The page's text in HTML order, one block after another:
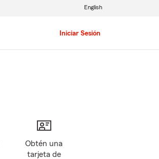
Iniciar Sesión
English
Obtén una
tarjeta de